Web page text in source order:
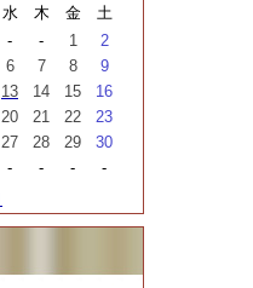
水 木 金
土
- - 1
2
6 7 8
9
13 14 15
16
20 21 22
23
27 28 29
30
- - -
-